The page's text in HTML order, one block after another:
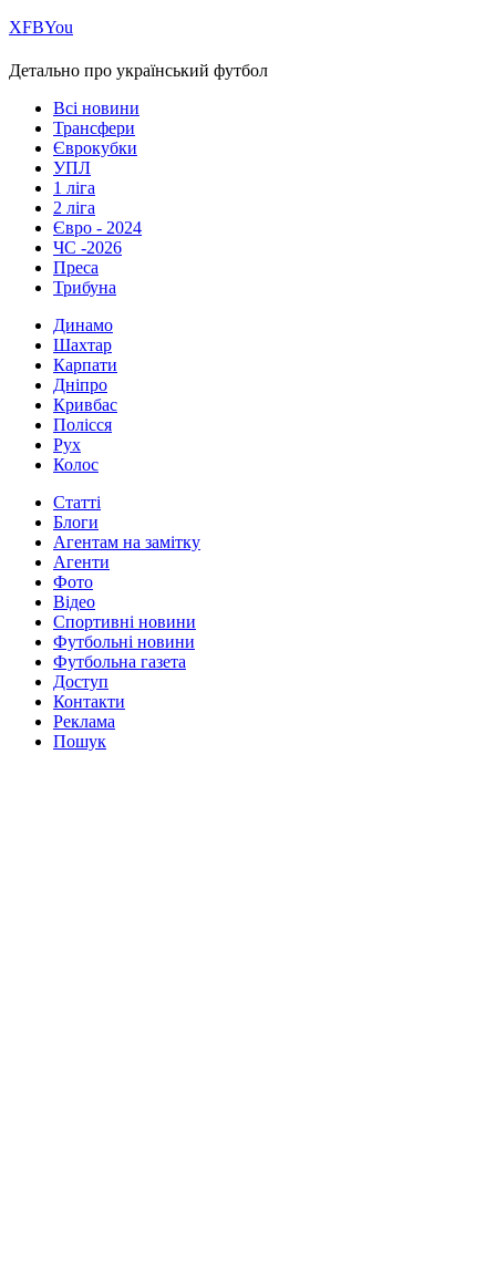
ХFBYou
Детально про український футбол
Всі новини
Трансфери
Єврокубки
УПЛ
1 ліга
2 ліга
Євро - 2024
ЧС -2026
Преса
Трибуна
Динамо
Шахтар
Карпати
Дніпро
Кривбас
Полісся
Рух
Колос
Статті
Блоги
Агентам на замітку
Агенти
Фото
Відео
Спортивні новини
Футбольні новини
Футбольна газета
Доступ
Контакти
Реклама
Пошук